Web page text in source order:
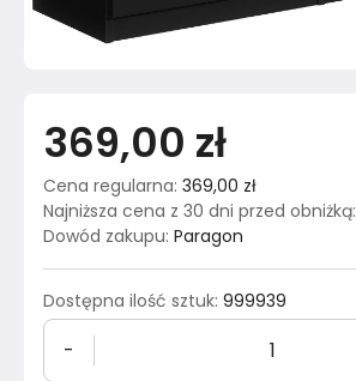
369,00 zł
Cena regularna: 369,00 zł
Najniższa cena z 30 dni przed obniżką:
Dowód zakupu: Paragon
Dostępna ilość sztuk: 999939
-